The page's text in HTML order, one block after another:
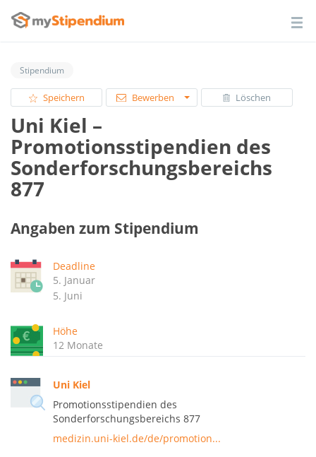
Stipendium
Speichern Bewerben Löschen
Uni Kiel –
Promotionsstipendien des
Sonderforschungsbereichs
877
Angaben zum Stipendium
Deadline
5. Januar
5. Juni
Höhe
12 Monate
Uni Kiel
Promotionsstipendien des
Sonderforschungsbereichs 877
medizin.uni-kiel.de/de/promotion...